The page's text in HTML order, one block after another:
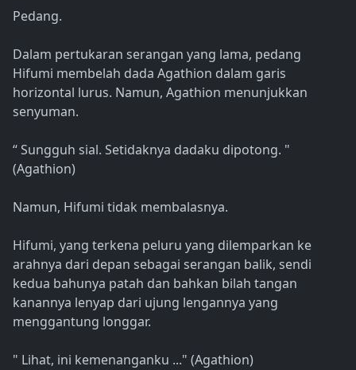
Pedang.
Dalam pertukaran serangan yang lama, pedang
Hifumi membelah dada Agathion dalam garis
horizontal lurus. Namun, Agathion menunjukkan
senyuman.
“ Sungguh sial. Setidaknya dadaku dipotong. "
(Agathion)
Namun, Hifumi tidak membalasnya.
Hifumi, yang terkena peluru yang dilemparkan ke
arahnya dari depan sebagai serangan balik, sendi
kedua bahunya patah dan bahkan bilah tangan
kanannya lenyap dari ujung lengannya yang
menggantung longgar.
" Lihat, ini kemenanganku ..." (Agathion)